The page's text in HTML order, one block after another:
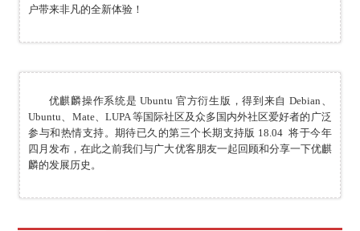
户带来非凡的全新体验！
优麒麟操作系统是 Ubuntu 官方衍生版，得到来自 Debian、
Ubuntu、Mate、LUPA 等国际社区及众多国内外社区爱好者的广泛
参与和热情支持。期待已久的第三个长期支持版 18.04 将于今年
四月发布，在此之前我们与广大优客朋友一起回顾和分享一下优麒
麟的发展历史。